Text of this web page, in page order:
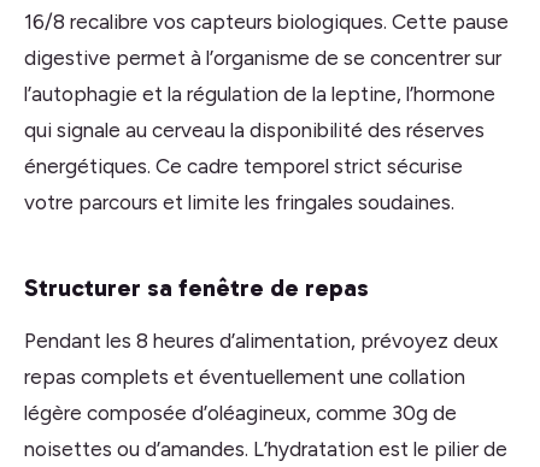
16/8 recalibre vos capteurs biologiques. Cette pause
digestive permet à l’organisme de se concentrer sur
l’autophagie et la régulation de la leptine, l’hormone
qui signale au cerveau la disponibilité des réserves
énergétiques. Ce cadre temporel strict sécurise
votre parcours et limite les fringales soudaines.
Structurer sa fenêtre de repas
Pendant les 8 heures d’alimentation, prévoyez deux
repas complets et éventuellement une collation
légère composée d’oléagineux, comme 30g de
noisettes ou d’amandes. L’hydratation est le pilier de